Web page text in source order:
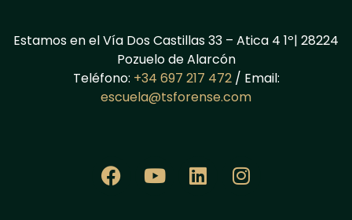
Estamos en el Vía Dos Castillas 33 – Atica 4 1º| 28224
Pozuelo de Alarcón
Teléfono: +34 697 217 472/ Email:
escuela@tsforense.com